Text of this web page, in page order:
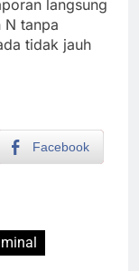
langsung
N tanpa
tidak jauh
Facebook